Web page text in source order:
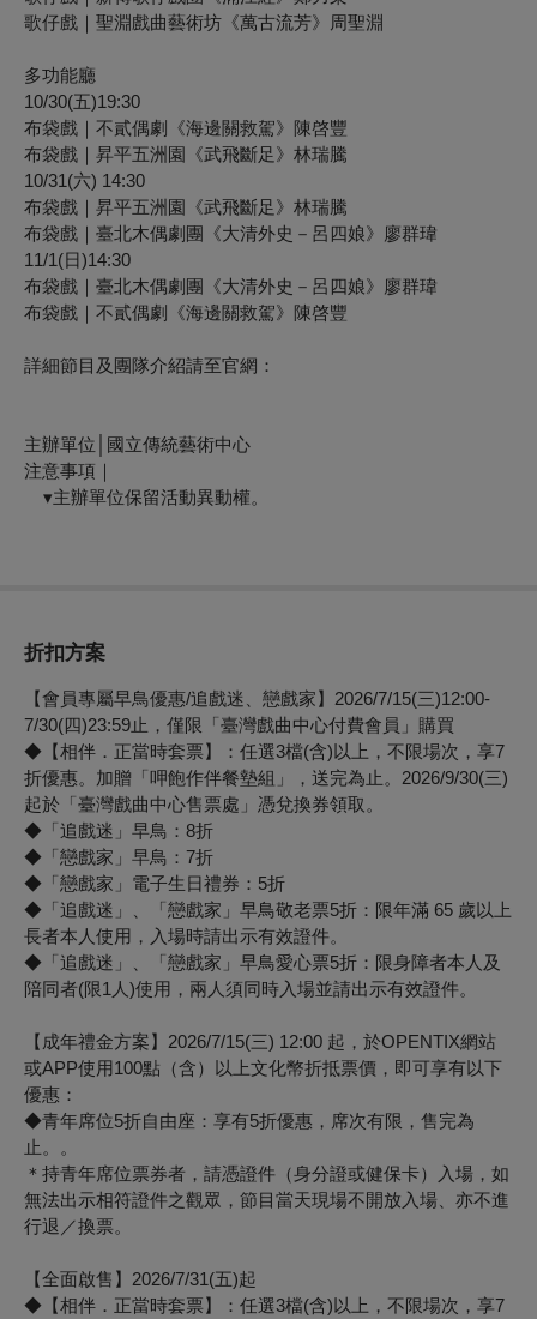
歌仔戲｜聖淵戲曲藝術坊《萬古流芳》周聖淵
多功能廳
10/30(五)19:30
布袋戲｜不貳偶劇《海邊關救駕》陳啓豐
布袋戲｜昇平五洲園《武飛斷足》林瑞騰
10/31(六) 14:30
布袋戲｜昇平五洲園《武飛斷足》林瑞騰
布袋戲｜臺北木偶劇團《大清外史－呂四娘》廖群瑋
11/1(日)14:30
布袋戲｜臺北木偶劇團《大清外史－呂四娘》廖群瑋
布袋戲｜不貳偶劇《海邊關救駕》陳啓豐
詳細節目及團隊介紹請至官網：
主辦單位│國立傳統藝術中心
注意事項｜
▾主辦單位保留活動異動權。
折扣方案
【會員專屬早鳥優惠/追戲迷、戀戲家】2026/7/15(三)12:00-
7/30(四)23:59止，僅限「臺灣戲曲中心付費會員」購買
◆【相伴．正當時套票】：任選3檔(含)以上，不限場次，享7
折優惠。加贈「呷飽作伴餐墊組」，送完為止。2026/9/30(三)
起於「臺灣戲曲中心售票處」憑兌換券領取。
◆「追戲迷」早鳥：8折
◆「戀戲家」早鳥：7折
◆「戀戲家」電子生日禮券：5折
◆「追戲迷」、「戀戲家」早鳥敬老票5折：限年滿 65 歲以上
長者本人使用，入場時請出示有效證件。
◆「追戲迷」、「戀戲家」早鳥愛心票5折：限身障者本人及
陪同者(限1人)使用，兩人須同時入場並請出示有效證件。
【成年禮金方案】2026/7/15(三) 12:00 起，於OPENTIX網站
或APP使用100點（含）以上文化幣折抵票價，即可享有以下
優惠：
◆青年席位5折自由座：享有5折優惠，席次有限，售完為
止。。
＊持青年席位票券者，請憑證件（身分證或健保卡）入場，如
無法出示相符證件之觀眾，節目當天現場不開放入場、亦不進
行退／換票。
【全面啟售】2026/7/31(五)起
◆【相伴．正當時套票】：任選3檔(含)以上，不限場次，享7